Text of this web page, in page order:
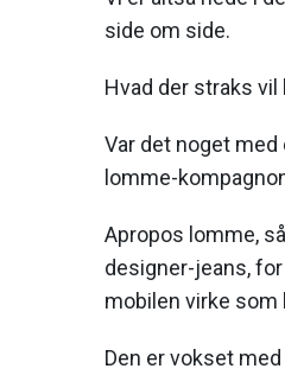
side om side.
Hvad der straks
Var det noget med
lomme-
Apropos lomme,
designer-jeans,
mobilen virke som
Den er vokset